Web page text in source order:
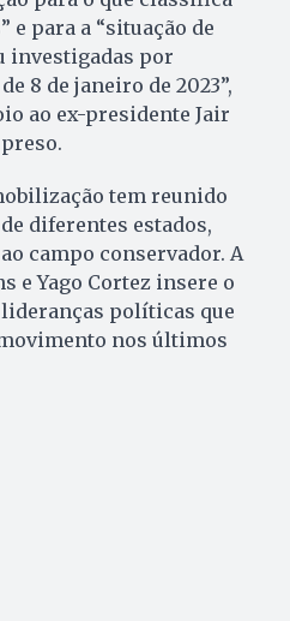
e para a “situação de
investigadas por
8 de janeiro de 2023”,
ao ex-presidente Jair
tem reunido
diferentes estados,
campo conservador. A
e Yago Cortez insere o
políticas que
nos últimos